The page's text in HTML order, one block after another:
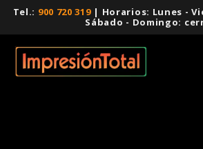
Tel.: 900 720 319| Horarios: Lunes -
Sábado - Domingo: